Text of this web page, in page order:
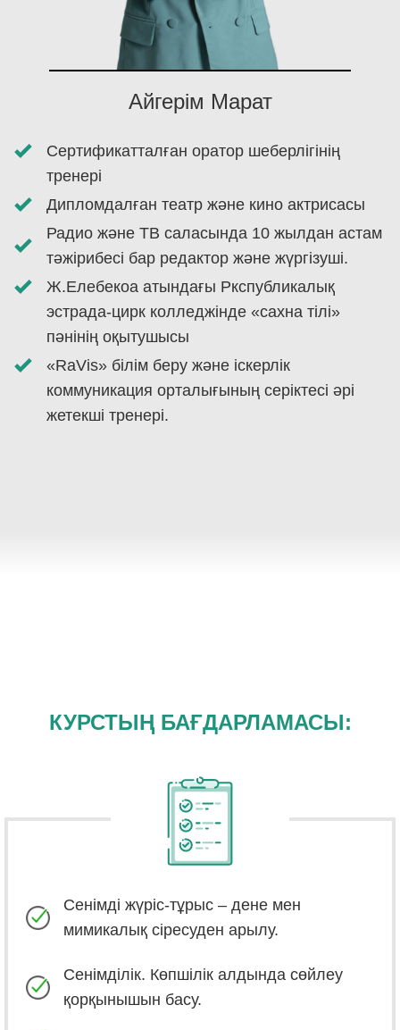
Айгерім Марат
Сертификатталған оратор шеберлігінің
тренері
Дипломдалған театр және кино актрисасы
Радио және ТВ саласында 10 жылдан астам
тәжірибесі бар редактор және жүргізуші.
Ж.Елебекоа атындағы Ркспубликалық
эстрада-цирк колледжінде «сахна тілі»
пәнінің оқытушысы
«RaVis» білім беру және іскерлік
коммуникация орталығының серіктесі әрі
жетекші тренері.
КУРСТЫҢ БАҒДАРЛАМАСЫ:
Сенімді жүріс-тұрыс – дене мен
мимикалық сіресуден арылу.
Сенімділік. Көпшілік алдында сөйлеу
қорқынышын басу.